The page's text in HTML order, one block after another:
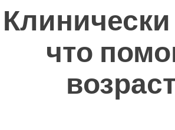
что